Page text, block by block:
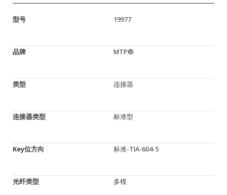
型号 19977
品牌 MTP®
类型 连接器
连接器类型 标准型
Key位方向 标准-TIA-604-5
光纤类型 多模